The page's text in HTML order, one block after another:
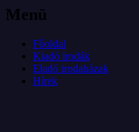
Menü
Főoldal
Kiadó irodák
Eladó irodaházak
Hírek